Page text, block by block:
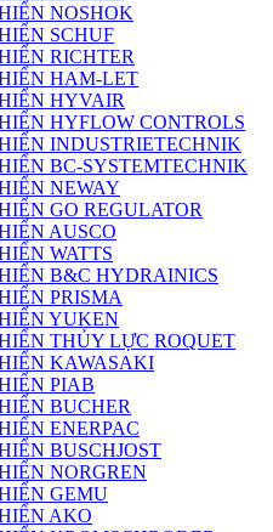
NOSHOK
SCHUF
RICHTER
HAM-LET
HYVAIR
HYFLOW CONTROLS
INDUSTRIETECHNIK
BC-SYSTEMTECHNIK
NEWAY
GO REGULATOR
AUSCO
WATTS
B&C HYDRAINICS
PRISMA
YUKEN
THỦY LỰC ROQUET
KAWASAKI
PIAB
BUCHER
ENERPAC
BUSCHJOST
NORGREN
GEMU
AKO